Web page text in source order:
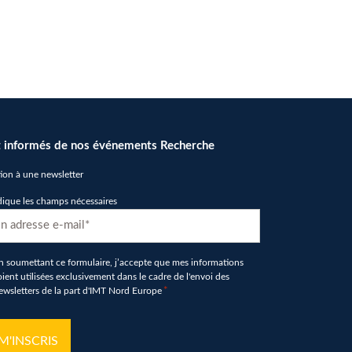
informés de nos événements Recherche
à une newsletter
les champs nécessaires
soumettant ce formulaire, j’accepte que mes informations
utilisées exclusivement dans le cadre de l'envoi des
de la part d'IMT Nord Europe *